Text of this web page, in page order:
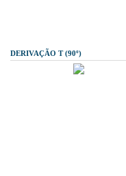
DERIVAÇÃO T (90º)